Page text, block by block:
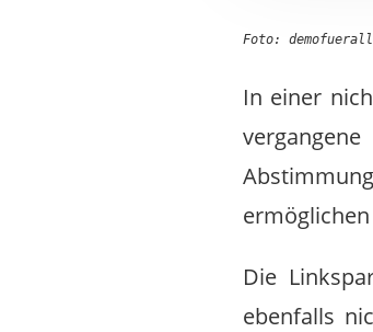
Foto:
In einer
Die
ebenfalls